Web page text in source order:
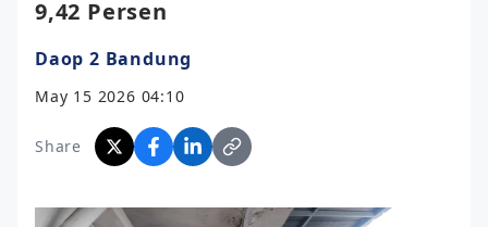
9,42 Persen
Daop 2 Bandung
May 15 2026 04:10
Share